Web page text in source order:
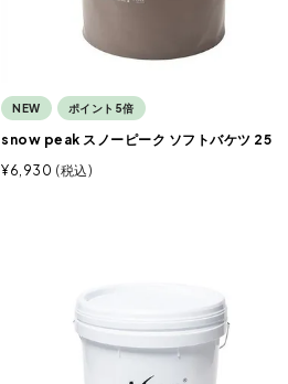
NEW ポイント5倍
snow peak スノーピーク ソフトバケツ 25
¥6,930 税込